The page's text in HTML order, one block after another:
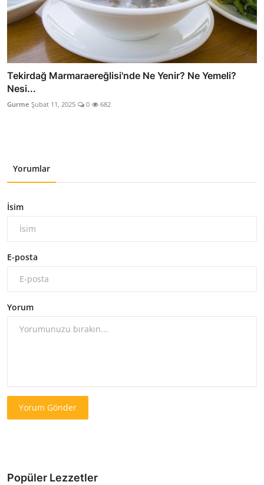
Tekirdağ Marmaraereğlisi'nde Ne Yenir? Ne Yemeli?
Nesi...
Gurme Şubat 11, 2025 0 682
Yorumlar
İsim
E-posta
Yorum
Yorum Gönder
Popüler Lezzetler